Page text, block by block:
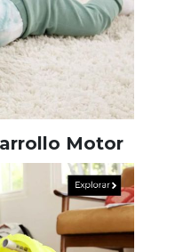
Motor